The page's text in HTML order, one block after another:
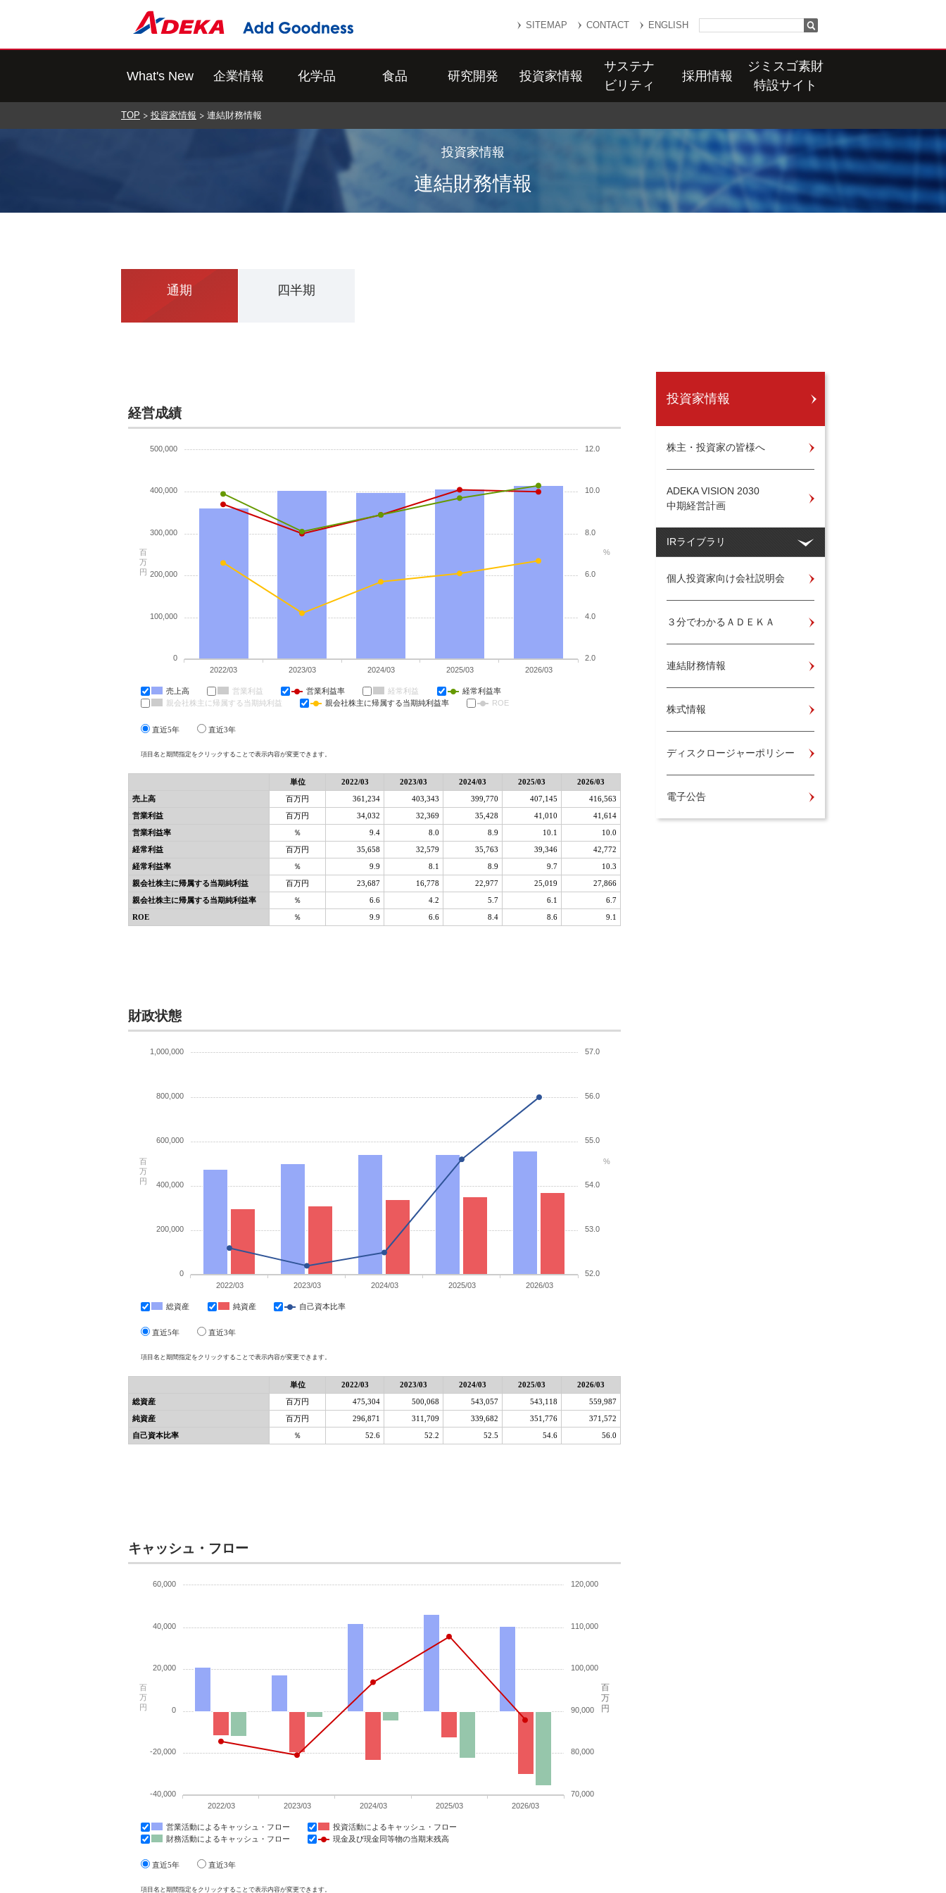
SITEMAP CONTACT ENGLISH
What's New 企業情報 化学品 食品 研究開発 投資家情報
サステナ
ビリティ
採用情報
ジミスゴ素財
特設サイト
TOP 投資家情報 連結財務情報
投資家情報
連結財務情報
通期 四半期
投資家情報
株主・投資家の皆様へ
ADEKA VISION 2030
中期経営計画
IRライブラリ
個人投資家向け会社説明会
３分でわかるＡＤＥＫＡ
連結財務情報
株式情報
ディスクロージャーポリシー
電子公告